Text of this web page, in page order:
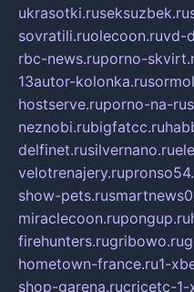
ukrasotki.ruseksuzbek.ru
sovratili.ruolecoon.ruvd-
rbc-news.ruporno-
13autor-kolonka.ru
hostserve.ruporno-na-
neznobi.rubigfatcc.ru
delfinet.rusilvernano.ru
velotrenajery.ru
show-pets.ru
miraclecoon.rupongup.ru
firehunters.rugribowo.ru
hometown-france.ru1-
shop-garena.rucricetc-1-